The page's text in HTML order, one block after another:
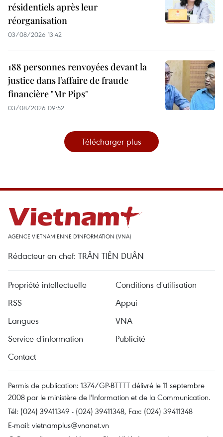
résidentiels après leur
réorganisation
03/08/2026 13:42
188 personnes renvoyées devant la
justice dans l’affaire de fraude
financière "Mr Pips"
03/08/2026 09:52
Télécharger plus
AGENCE VIETNAMIENNE D'INFORMATION (VNA)
Rédacteur en chef: TRÂN TIÊN DUÂN
Propriété intellectuelle
Conditions d'utilisation
RSS
Appui
Langues
VNA
Service d'information
Publicité
Contact
Permis de publication: 1374/GP-BTTTT délivré le 11 septembre
2008 par le ministère de l'Information et de la Communication.
Tél: (024) 39411349 - (024) 39411348, Fax: (024) 39411348
E-mail: vietnamplus@vnanet.vn